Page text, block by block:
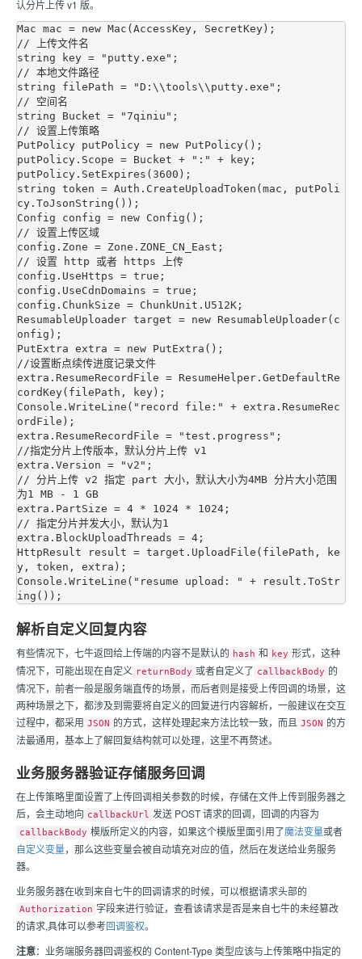
认分片上传 v1 版。
Mac mac = new Mac(AccessKey, SecretKey);
// 上传文件名
string key = "putty.exe";
// 本地文件路径
string filePath = "D:\\tools\\putty.exe";
// 空间名
string Bucket = "7qiniu";
// 设置上传策略
PutPolicy putPolicy = new PutPolicy();
putPolicy.Scope = Bucket + ":" + key;
putPolicy.SetExpires(3600);
string token = Auth.CreateUploadToken(mac, putPoli
cy.ToJsonString());
Config config = new Config();
// 设置上传区域
config.Zone = Zone.ZONE_CN_East;
// 设置 http 或者 https 上传
config.UseHttps = true;
config.UseCdnDomains = true;
config.ChunkSize = ChunkUnit.U512K;
ResumableUploader target = new ResumableUploader(c
onfig);
PutExtra extra = new PutExtra();
//设置断点续传进度记录文件
extra.ResumeRecordFile = ResumeHelper.GetDefaultRe
cordKey(filePath, key);
Console.WriteLine("record file:" + extra.ResumeRec
ordFile);
extra.ResumeRecordFile = "test.progress";
//指定分片上传版本，默认分片上传 v1
extra.Version = "v2";
// 分片上传 v2 指定 part 大小，默认大小为4MB 分片大小范围
为1 MB - 1 GB
extra.PartSize = 4 * 1024 * 1024;
// 指定分片并发大小，默认为1
extra.BlockUploadThreads = 4;
HttpResult result = target.UploadFile(filePath, ke
y, token, extra);
Console.WriteLine("resume upload: " + result.ToStr
解析自定义回复内容
有些情况下， 七牛返回给上传端的内容不是默认的 hash 和 key 形式，这种
情况下，可能出现在自定义 returnBody 或者自定义了 callbackBody 的
情况下，前者一般是服务端直传的场景，而后者则是接受上传回调的场景，这
两种场景之下，都涉及到需要将自定义的回复进行内容解析，一般建议在交互
过程中，都采用 JSON 的方式，这样处理起来方法比较一致，而且 JSON 的方
法最通用，基本上了解回复结构就可以处理，这里不再赘述。
业务服务器验证存储服务回调
在上传策略里面设置了上传回调相关参数的时候，存储在文件上传到服务器之
后，会主动地向 callbackUrl 发送 POST 请求的回调，回调的内容为
callbackBody 模版所定义的内容，如果这个模版里面引用了魔法变量或者
自定义变量，那么这些变量会被自动填充对应的值，然后在发送给业务服务
器。
业务服务器在收到来自七牛的回调请求的时候，可以根据请求头部的
Authorization 字段来进行验证，查看该请求是否是来自七牛的未经篡改
的请求,具体可以参考回调鉴权。
注意：业务端服务器回调鉴权的 Content-Type 类型应该与上传策略中指定的